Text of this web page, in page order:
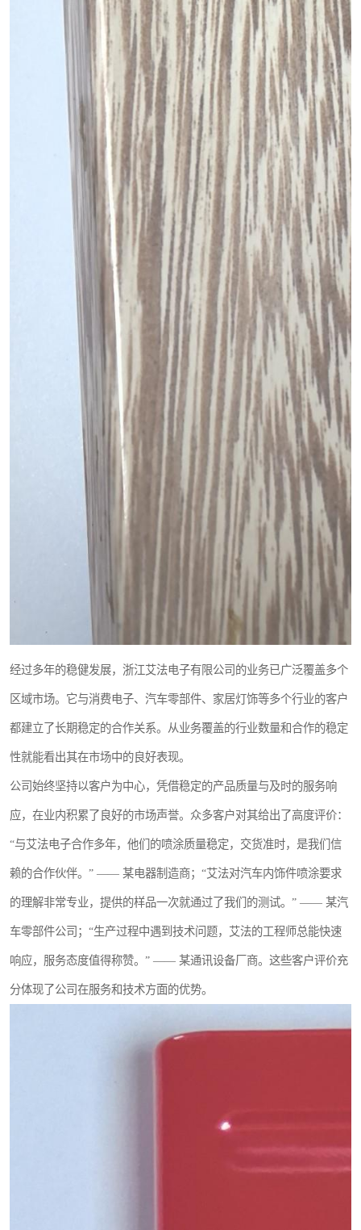
经过多年的稳健发展，浙江艾法电子有限公司的业务已广泛覆盖多个
区域市场。它与消费电子、汽车零部件、家居灯饰等多个行业的客户
都建立了长期稳定的合作关系。从业务覆盖的行业数量和合作的稳定
性就能看出其在市场中的良好表现。
公司始终坚持以客户为中心，凭借稳定的产品质量与及时的服务响
应，在业内积累了良好的市场声誉。众多客户对其给出了高度评价：
“与艾法电子合作多年，他们的喷涂质量稳定，交货准时，是我们信
赖的合作伙伴。” —— 某电器制造商；“艾法对汽车内饰件喷涂要求
的理解非常专业，提供的样品一次就通过了我们的测试。” —— 某汽
车零部件公司；“生产过程中遇到技术问题，艾法的工程师总能快速
响应，服务态度值得称赞。” —— 某通讯设备厂商。这些客户评价充
分体现了公司在服务和技术方面的优势。